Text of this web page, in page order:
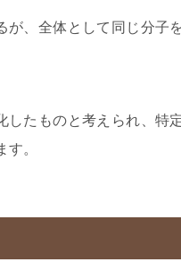
、全体として同じ分子
たものと考えられ、特
。